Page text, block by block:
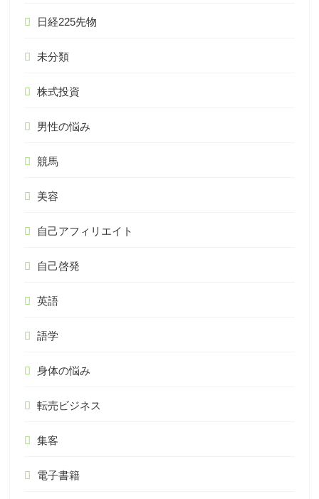
日経225先物
未分類
株式投資
男性の悩み
競馬
美容
自己アフィリエイト
自己啓発
英語
語学
身体の悩み
転売ビジネス
集客
電子書籍